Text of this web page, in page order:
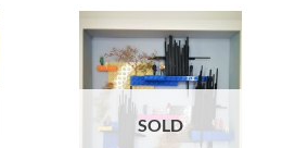
SOLD